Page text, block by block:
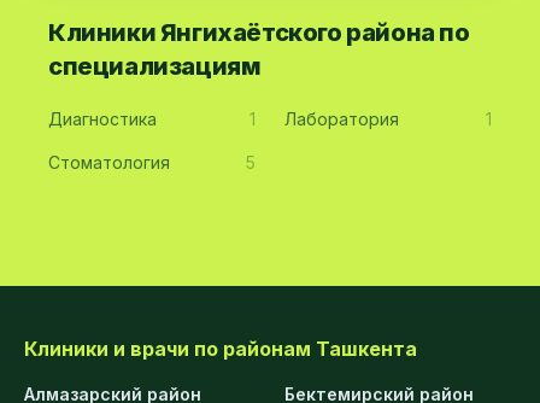
Клиники Янгихаётского района по
специализациям
Диагностика 1 Лаборатория 1
Стоматология 5
Клиники и врачи по районам Ташкента
Алмазарский район
Бектемирский район